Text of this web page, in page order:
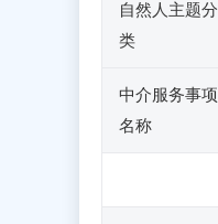
自然人主题分
类
中介服务事项
名称